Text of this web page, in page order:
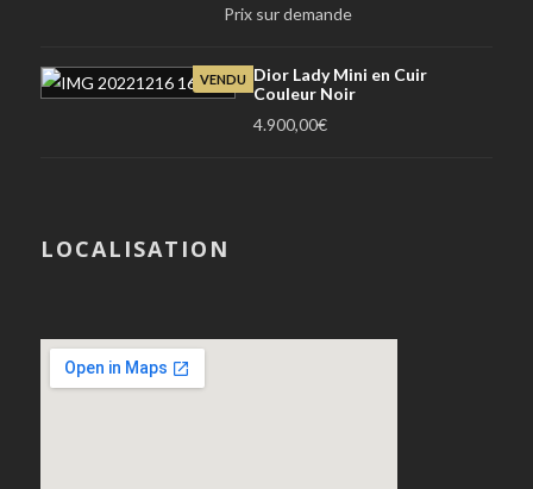
Prix sur demande
VENDU
Dior Lady Mini en Cuir
Couleur Noir
4.900,00€
LOCALISATION